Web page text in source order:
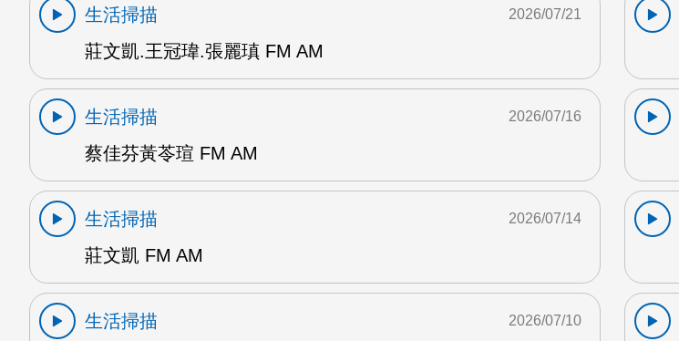
生活掃描
莊文凱.王冠瑋.張麗瑱 FM AM
2026/07/21
生活掃描
蔡佳芬黃苓瑄 FM AM
2026/07/16
生活掃描
莊文凱 FM AM
2026/07/14
生活掃描
2026/07/10